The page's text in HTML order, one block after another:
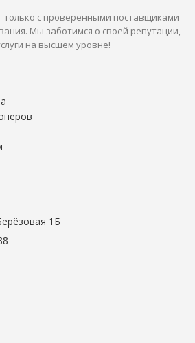
и средних помещений.
с проверенными поставщиками
Мы заботимся о своей репутации,
на высшем уровне!
1Б